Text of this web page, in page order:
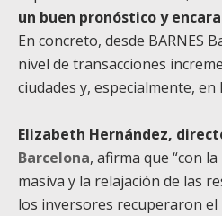
un buen pronóstico y
En concreto, desde BARNES
nivel de transacciones
ciudades y, especialmente, en
Elizabeth Hernández,
Barcelona, afirma que “con
masiva y la relajación de las
los inversores recuperaron